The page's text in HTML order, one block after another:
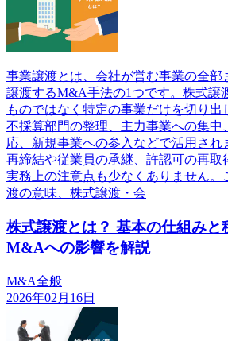
事業譲渡とは、会社が営む事業の全部
譲渡するM&A手法の1つです。株式譲
ものではなく特定の事業だけを切り出
不採算部門の整理、主力事業への集中
応、新規事業への参入などで活用され
再締結や従業員の承継、許認可の再取
実務上の注意点も少なくありません。
渡の意味、株式譲渡・会
株式譲渡とは？ 基本の仕組みと
M&Aへの影響を解説
M&A全般
2026年02月16日